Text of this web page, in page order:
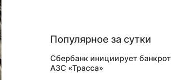
Популярное за сутки
Сбербанк инициирует
АЗС «Трасса»